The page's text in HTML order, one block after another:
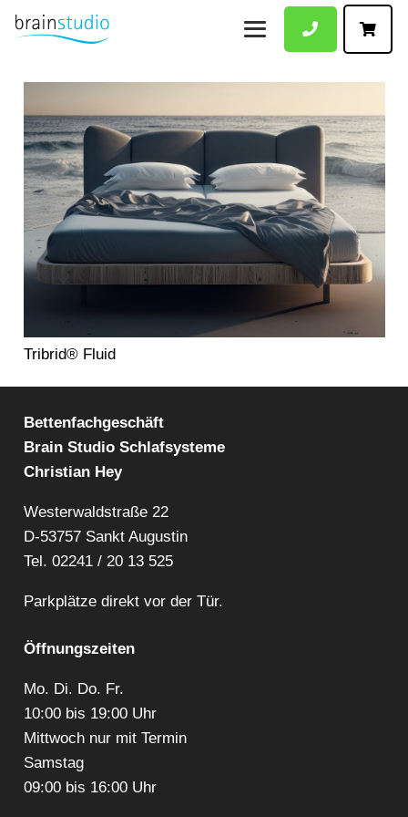
Tribrid® Fluid
Bettenfachgeschäft
Brain Studio Schlafsysteme
Christian Hey
Westerwaldstraße 22
D-53757 Sankt Augustin
Tel. 02241 / 20 13 525
Parkplätze direkt vor der Tür.
Öffnungszeiten
Mo. Di. Do. Fr.
10:00 bis 19:00 Uhr
Mittwoch nur mit Termin
Samstag
09:00 bis 16:00 Uhr